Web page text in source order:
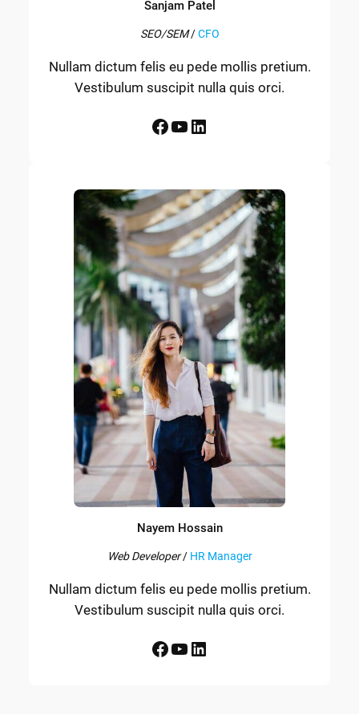
Sanjam Patel
SEO/SEM/CFO
Nullam dictum felis eu pede mollis pretium.
Vestibulum suscipit nulla quis orci.
Facebook YouTube LinkedIn
Nayem Hossain
Web Developer/ HR Manager
Nullam dictum felis eu pede mollis pretium.
Vestibulum suscipit nulla quis orci.
Facebook YouTube LinkedIn